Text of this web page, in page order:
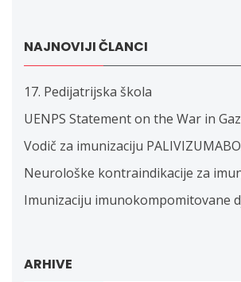
NAJNOVIJI ČLANCI
17. Pedijatrijska škola
UENPS Statement on the War in
Vodič za imunizaciju
Neurološke kontraindikacije za
Imunizaciju imunokompomitovane
ARHIVE